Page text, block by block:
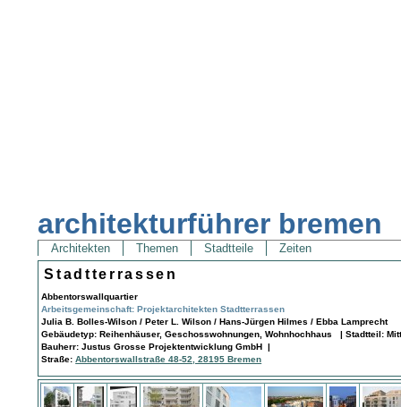
architekturführer bremen
Architekten Themen Stadtteile Zeiten
Stadtterrassen
Abbentorswallquartier
Arbeitsgemeinschaft: Projektarchitekten Stadtterrassen
Julia B. Bolles-Wilson / Peter L. Wilson / Hans-Jürgen Hilmes / Ebba Lamprecht
Gebäudetyp: Reihenhäuser, Geschosswohnungen, Wohnhochhaus | Stadtteil:
Bauherr: Justus Grosse Projektentwicklung GmbH |
Straße:Abbentorswallstraße 48-52, 28195 Bremen